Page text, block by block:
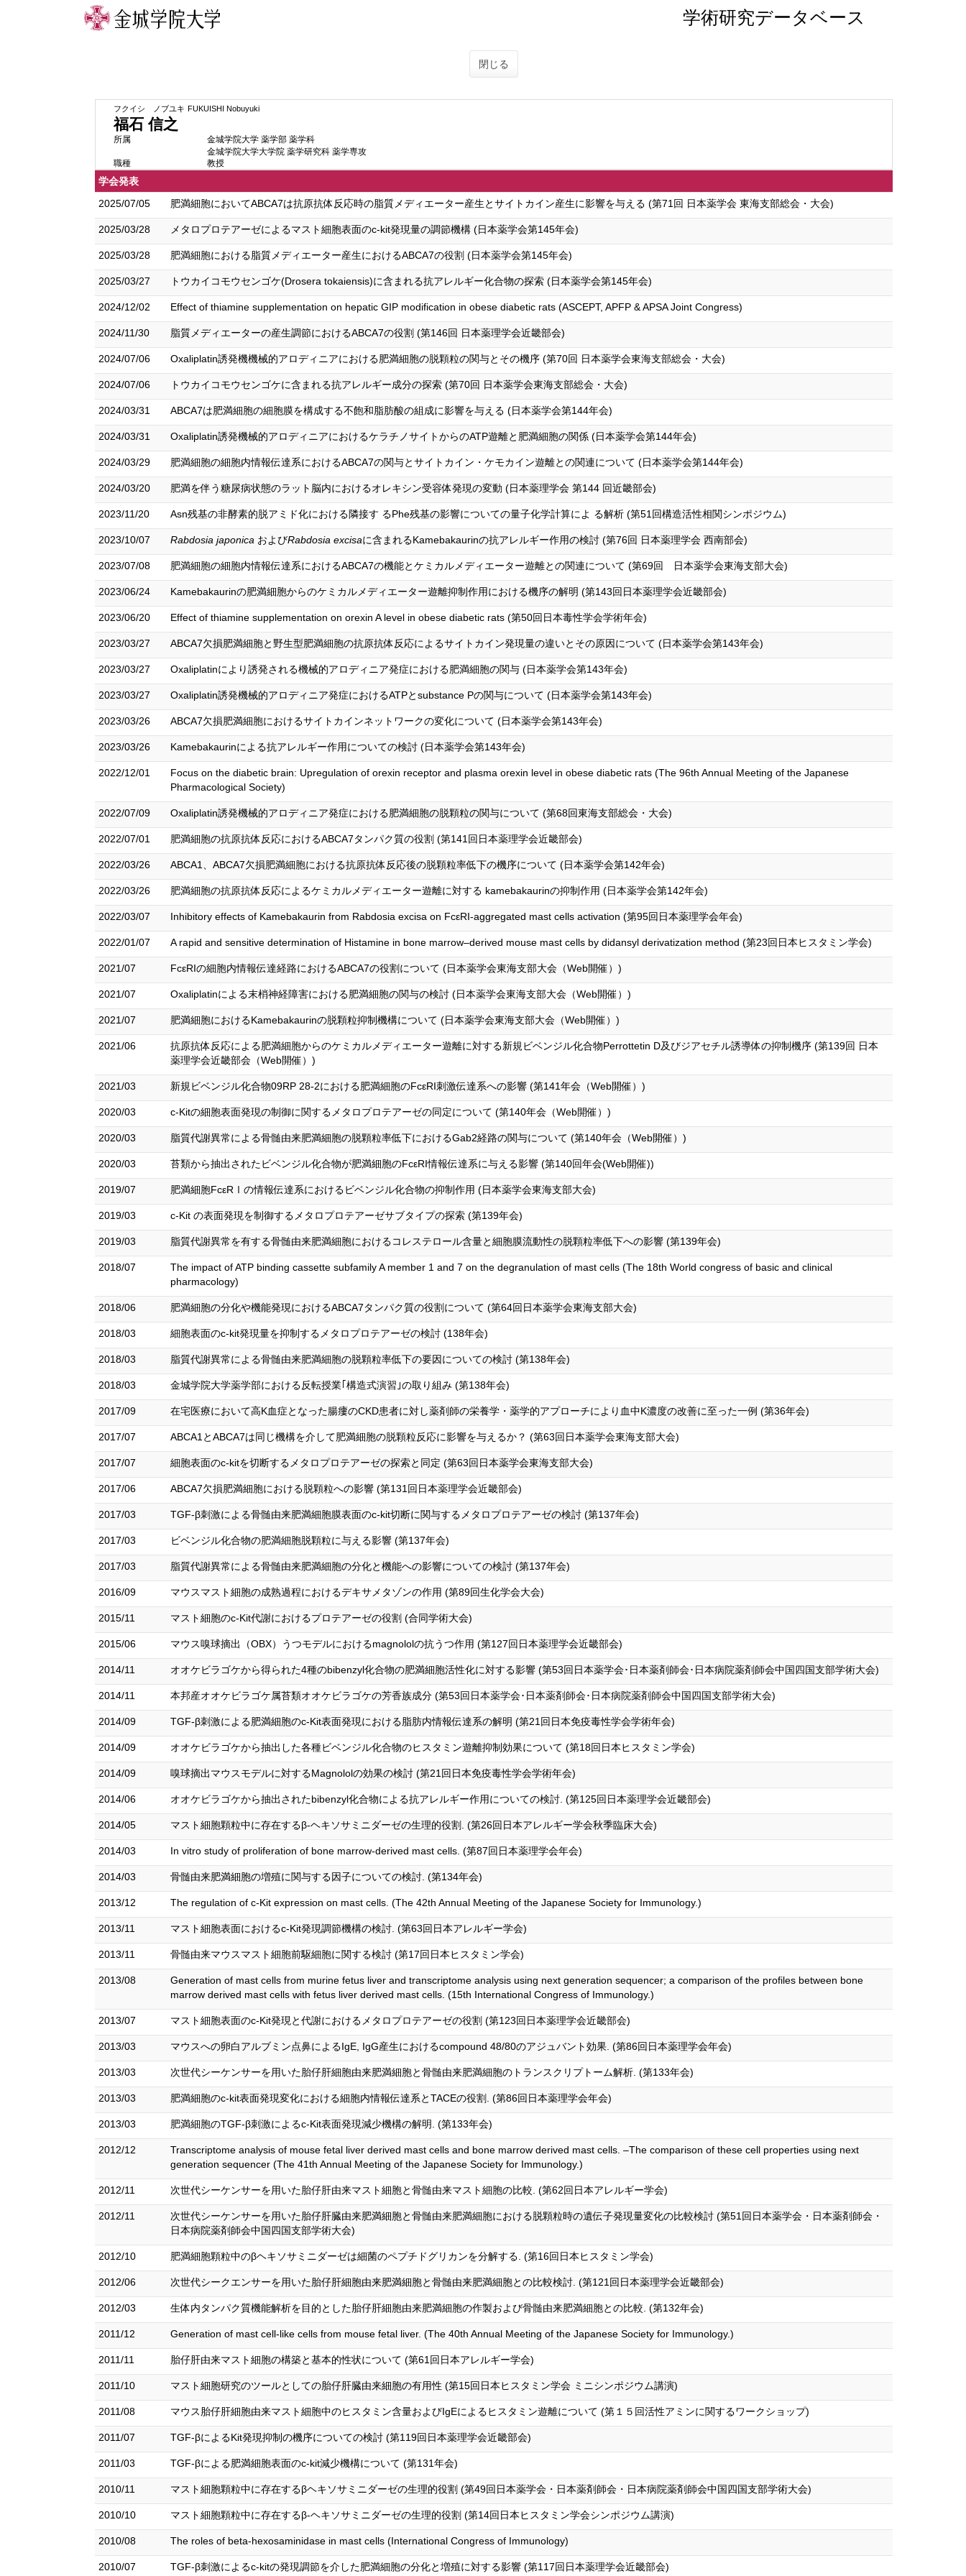
学術研究データベース
閉じる
フクイシ ノブユキ FUKUISHI Nobuyuki
福石 信之
所属
金城学院大学 薬学部 薬学科
金城学院大学大学院 薬学研究科 薬学専攻
職種
教授
学会発表
2025/07/05
肥満細胞においてABCA7は抗原抗体反応時の脂質メディエーター産生とサイトカイン産生に影響を与える (第71回 日本薬学会 東海支部総会・大会)
2025/03/28 メタロプロテアーゼによるマスト細胞表面のc-kit発現量の調節機構 (日本薬学会第145年会)
2025/03/28 肥満細胞における脂質メディエーター産生におけるABCA7の役割 (日本薬学会第145年会)
2025/03/27 トウカイコモウセンゴケ(Drosera tokaiensis)に含まれる抗アレルギー化合物の探索 (日本薬学会第145年会)
2024/12/02 Effect of thiamine supplementation on hepatic GIP modification in obese diabetic rats (ASCEPT, APFP & APSA Joint Congress)
2024/11/30 脂質メディエーターの産生調節におけるABCA7の役割 (第146回 日本薬理学会近畿部会)
2024/07/06 Oxaliplatin誘発機機械的アロディニアにおける肥満細胞の脱顆粒の関与とその機序 (第70回 日本薬学会東海支部総会・大会)
2024/07/06 トウカイコモウセンゴケに含まれる抗アレルギー成分の探索 (第70回 日本薬学会東海支部総会・大会)
2024/03/31 ABCA7は肥満細胞の細胞膜を構成する不飽和脂肪酸の組成に影響を与える (日本薬学会第144年会)
2024/03/31 Oxaliplatin誘発機械的アロディニアにおけるケラチノサイトからのATP遊離と肥満細胞の関係 (日本薬学会第144年会)
2024/03/29 肥満細胞の細胞内情報伝達系におけるABCA7の関与とサイトカイン・ケモカイン遊離との関連について (日本薬学会第144年会)
2024/03/20 肥満を伴う糖尿病状態のラット脳内におけるオレキシン受容体発現の変動 (日本薬理学会 第144 回近畿部会)
2023/11/20 Asn残基の非酵素的脱アミド化における隣接す るPhe残基の影響についての量子化学計算によ る解析 (第51回構造活性相関シンポジウム)
2023/10/07 Rabdosia japonica およびRabdosia excisaに含まれるKamebakaurinの抗アレルギー作用の検討 (第76回 日本薬理学会 西南部会)
2023/07/08 肥満細胞の細胞内情報伝達系におけるABCA7の機能とケミカルメディエーター遊離との関連について (第69回 日本薬学会東海支部大会)
2023/06/24 Kamebakaurinの肥満細胞からのケミカルメディエーター遊離抑制作用における機序の解明 (第143回日本薬理学会近畿部会)
2023/06/20 Effect of thiamine supplementation on orexin A level in obese diabetic rats (第50回日本毒性学会学術年会)
2023/03/27 ABCA7欠損肥満細胞と野生型肥満細胞の抗原抗体反応によるサイトカイン発現量の違いとその原因について (日本薬学会第143年会)
2023/03/27 Oxaliplatinにより誘発される機械的アロディニア発症における肥満細胞の関与 (日本薬学会第143年会)
2023/03/27 Oxaliplatin誘発機械的アロディニア発症におけるATPとsubstance Pの関与について (日本薬学会第143年会)
2023/03/26 ABCA7欠損肥満細胞におけるサイトカインネットワークの変化について (日本薬学会第143年会)
2023/03/26 Kamebakaurinによる抗アレルギー作用についての検討 (日本薬学会第143年会)
2022/12/01
Focus on the diabetic brain: Upregulation of orexin receptor and plasma orexin level in obese diabetic rats (The 96th Annual Meeting of the Japanese
Pharmacological Society)
2022/07/09 Oxaliplatin誘発機械的アロディニア発症における肥満細胞の脱顆粒の関与について (第68回東海支部総会・大会)
2022/07/01 肥満細胞の抗原抗体反応におけるABCA7タンパク質の役割 (第141回日本薬理学会近畿部会)
2022/03/26 ABCA1、ABCA7欠損肥満細胞における抗原抗体反応後の脱顆粒率低下の機序について (日本薬学会第142年会)
2022/03/26 肥満細胞の抗原抗体反応によるケミカルメディエーター遊離に対する kamebakaurinの抑制作用 (日本薬学会第142年会)
2022/03/07 Inhibitory effects of Kamebakaurin from Rabdosia excisa on FcεRI-aggregated mast cells activation (第95回日本薬理学会年会)
2022/01/07 A rapid and sensitive determination of Histamine in bone marrow–derived mouse mast cells by didansyl derivatization method (第23回日本ヒスタミン学会)
2021/07 FcεRIの細胞内情報伝達経路におけるABCA7の役割について (日本薬学会東海支部大会（Web開催）)
2021/07 Oxaliplatinによる末梢神経障害における肥満細胞の関与の検討 (日本薬学会東海支部大会（Web開催）)
2021/07 肥満細胞におけるKamebakaurinの脱顆粒抑制機構について (日本薬学会東海支部大会（Web開催）)
2021/06
抗原抗体反応による肥満細胞からのケミカルメディエーター遊離に対する新規ビベンジル化合物Perrottetin D及びジアセチル誘導体の抑制機序 (第139回 日本
薬理学会近畿部会（Web開催）)
2021/03 新規ビベンジル化合物09RP 28-2における肥満細胞のFcεRI刺激伝達系への影響 (第141年会（Web開催）)
2020/03 c-Kitの細胞表面発現の制御に関するメタロプロテアーゼの同定について (第140年会（Web開催）)
2020/03 脂質代謝異常による骨髄由来肥満細胞の脱顆粒率低下におけるGab2経路の関与について (第140年会（Web開催）)
2020/03 苔類から抽出されたビベンジル化合物が肥満細胞のFcεRI情報伝達系に与える影響 (第140回年会(Web開催))
2019/07 肥満細胞FcεRⅠの情報伝達系におけるビベンジル化合物の抑制作用 (日本薬学会東海支部大会)
2019/03 c-Kit の表面発現を制御するメタロプロテアーゼサブタイプの探索 (第139年会)
2019/03 脂質代謝異常を有する骨髄由来肥満細胞におけるコレステロール含量と細胞膜流動性の脱顆粒率低下への影響 (第139年会)
2018/07
The impact of ATP binding cassette subfamily A member 1 and 7 on the degranulation of mast cells (The 18th World congress of basic and clinical
pharmacology)
2018/06 肥満細胞の分化や機能発現におけるABCA7タンパク質の役割について (第64回日本薬学会東海支部大会)
2018/03 細胞表面のc-kit発現量を抑制するメタロプロテアーゼの検討 (138年会)
2018/03 脂質代謝異常による骨髄由来肥満細胞の脱顆粒率低下の要因についての検討 (第138年会)
2018/03 金城学院大学薬学部における反転授業｢構造式演習｣の取り組み (第138年会)
2017/09 在宅医療において高K血症となった腸瘻のCKD患者に対し薬剤師の栄養学・薬学的アプローチにより血中K濃度の改善に至った一例 (第36年会)
2017/07 ABCA1とABCA7は同じ機構を介して肥満細胞の脱顆粒反応に影響を与えるか？ (第63回日本薬学会東海支部大会)
2017/07 細胞表面のc-kitを切断するメタロプロテアーゼの探索と同定 (第63回日本薬学会東海支部大会)
2017/06 ABCA7欠損肥満細胞における脱顆粒への影響 (第131回日本薬理学会近畿部会)
2017/03 TGF-β刺激による骨髄由来肥満細胞膜表面のc-kit切断に関与するメタロプロテアーゼの検討 (第137年会)
2017/03 ビベンジル化合物の肥満細胞脱顆粒に与える影響 (第137年会)
2017/03 脂質代謝異常による骨髄由来肥満細胞の分化と機能への影響についての検討 (第137年会)
2016/09 マウスマスト細胞の成熟過程におけるデキサメタゾンの作用 (第89回生化学会大会)
2015/11 マスト細胞のc-Kit代謝におけるプロテアーゼの役割 (合同学術大会)
2015/06 マウス嗅球摘出（OBX）うつモデルにおけるmagnololの抗うつ作用 (第127回日本薬理学会近畿部会)
2014/11 オオケビラゴケから得られた4種のbibenzyl化合物の肥満細胞活性化に対する影響 (第53回日本薬学会･日本薬剤師会･日本病院薬剤師会中国四国支部学術大会)
2014/11 本邦産オオケビラゴケ属苔類オオケビラゴケの芳香族成分 (第53回日本薬学会･日本薬剤師会･日本病院薬剤師会中国四国支部学術大会)
2014/09 TGF-β刺激による肥満細胞のc-Kit表面発現における脂肪内情報伝達系の解明 (第21回日本免疫毒性学会学術年会)
2014/09 オオケビラゴケから抽出した各種ビベンジル化合物のヒスタミン遊離抑制効果について (第18回日本ヒスタミン学会)
2014/09 嗅球摘出マウスモデルに対するMagnololの効果の検討 (第21回日本免疫毒性学会学術年会)
2014/06 オオケビラゴケから抽出されたbibenzyl化合物による抗アレルギー作用についての検討. (第125回日本薬理学会近畿部会)
2014/05 マスト細胞顆粒中に存在するβ-ヘキソサミニダーゼの生理的役割. (第26回日本アレルギー学会秋季臨床大会)
2014/03 In vitro study of proliferation of bone marrow-derived mast cells. (第87回日本薬理学会年会)
2014/03 骨髄由来肥満細胞の増殖に関与する因子についての検討. (第134年会)
2013/12 The regulation of c-Kit expression on mast cells. (The 42th Annual Meeting of the Japanese Society for Immunology.)
2013/11 マスト細胞表面におけるc-Kit発現調節機構の検討. (第63回日本アレルギー学会)
2013/11 骨髄由来マウスマスト細胞前駆細胞に関する検討 (第17回日本ヒスタミン学会)
2013/08
Generation of mast cells from murine fetus liver and transcriptome analysis using next generation sequencer; a comparison of the profiles between bone
marrow derived mast cells with fetus liver derived mast cells. (15th International Congress of Immunology.)
2013/07 マスト細胞表面のc-Kit発現と代謝におけるメタロプロテアーゼの役割 (第123回日本薬理学会近畿部会)
2013/03 マウスへの卵白アルブミン点鼻によるIgE, IgG産生におけるcompound 48/80のアジュバント効果. (第86回日本薬理学会年会)
2013/03 次世代シーケンサーを用いた胎仔肝細胞由来肥満細胞と骨髄由来肥満細胞のトランスクリプトーム解析. (第133年会)
2013/03 肥満細胞のc-kit表面発現変化における細胞内情報伝達系とTACEの役割. (第86回日本薬理学会年会)
2013/03 肥満細胞のTGF-β刺激によるc-Kit表面発現減少機構の解明. (第133年会)
2012/12
Transcriptome analysis of mouse fetal liver derived mast cells and bone marrow derived mast cells. –The comparison of these cell properties using next
generation sequencer (The 41th Annual Meeting of the Japanese Society for Immunology.)
2012/11 次世代シーケンサーを用いた胎仔肝由来マスト細胞と骨髄由来マスト細胞の比較. (第62回日本アレルギー学会)
2012/11
次世代シーケンサーを用いた胎仔肝臓由来肥満細胞と骨髄由来肥満細胞における脱顆粒時の遺伝子発現量変化の比較検討 (第51回日本薬学会・日本薬剤師会・
日本病院薬剤師会中国四国支部学術大会)
2012/10 肥満細胞顆粒中のβヘキソサミニダーゼは細菌のペプチドグリカンを分解する. (第16回日本ヒスタミン学会)
2012/06 次世代シークエンサーを用いた胎仔肝細胞由来肥満細胞と骨髄由来肥満細胞との比較検討. (第121回日本薬理学会近畿部会)
2012/03 生体内タンパク質機能解析を目的とした胎仔肝細胞由来肥満細胞の作製および骨髄由来肥満細胞との比較. (第132年会)
2011/12 Generation of mast cell-like cells from mouse fetal liver. (The 40th Annual Meeting of the Japanese Society for Immunology.)
2011/11 胎仔肝由来マスト細胞の構築と基本的性状について (第61回日本アレルギー学会)
2011/10 マスト細胞研究のツールとしての胎仔肝臓由来細胞の有用性 (第15回日本ヒスタミン学会 ミニシンポジウム講演)
2011/08 マウス胎仔肝細胞由来マスト細胞中のヒスタミン含量およびIgEによるヒスタミン遊離について (第１５回活性アミンに関するワークショップ)
2011/07 TGF-βによるKit発現抑制の機序についての検討 (第119回日本薬理学会近畿部会)
2011/03 TGF-βによる肥満細胞表面のc-kit減少機構について (第131年会)
2010/11 マスト細胞顆粒中に存在するβヘキソサミニダーゼの生理的役割 (第49回日本薬学会・日本薬剤師会・日本病院薬剤師会中国四国支部学術大会)
2010/10 マスト細胞顆粒中に存在するβ-ヘキソサミニダーゼの生理的役割 (第14回日本ヒスタミン学会シンポジウム講演)
2010/08 The roles of beta-hexosaminidase in mast cells (International Congress of Immunology)
2010/07 TGF-β刺激によるc-kitの発現調節を介した肥満細胞の分化と増殖に対する影響 (第117回日本薬理学会近畿部会)